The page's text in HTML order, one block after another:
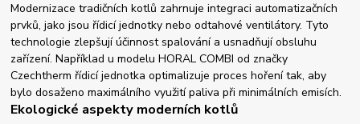
Modernizace tradičních kotlů zahrnuje integraci automatizačních
prvků, jako jsou řídicí jednotky nebo odtahové ventilátory. Tyto
technologie zlepšují účinnost spalování a usnadňují obsluhu
zařízení. Například u modelu HORAL COMBI od značky
Czechtherm řídicí jednotka optimalizuje proces hoření tak, aby
bylo dosaženo maximálního využití paliva při minimálních emisích.
Ekologické aspekty moderních kotlů